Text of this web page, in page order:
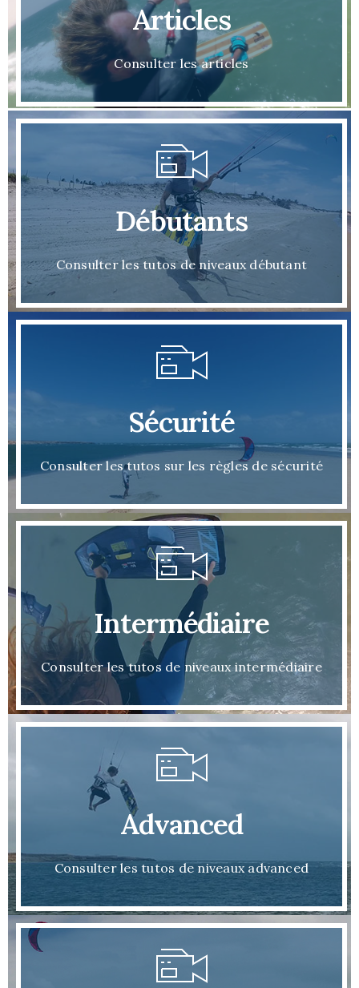
Articles
Consulter les articles
Débutants
Consulter les tutos de niveaux débutant
Sécurité
Consulter les tutos sur les règles de sécurité
Intermédiaire
Consulter les tutos de niveaux intermédiaire
Advanced
Consulter les tutos de niveaux advanced